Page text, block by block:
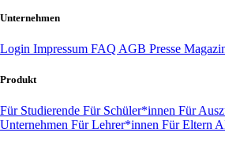
Unternehmen
Login Impressum FAQ AGB Presse
Produkt
Für Studierende Für Schüler*innen Für
Unternehmen Für Lehrer*innen Für Eltern